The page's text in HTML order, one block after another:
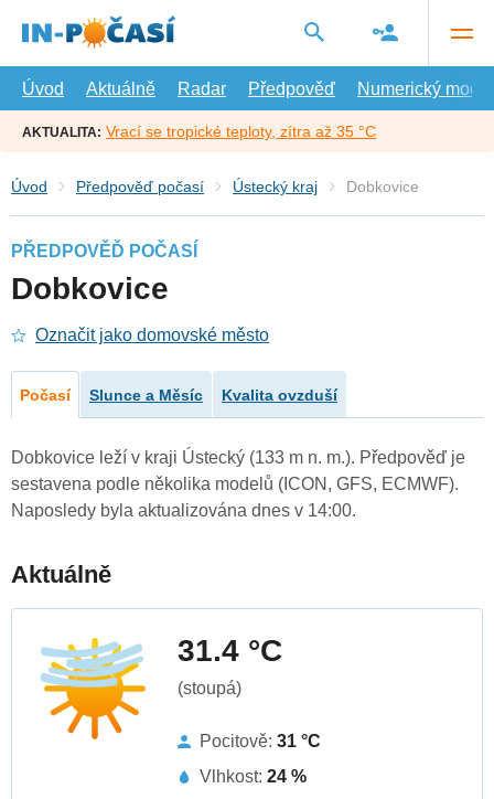
hlavní
Úvod
Aktuálně Radar Předpověď Numerický model
AKTUALITA: Vrací se tropické teploty, zítra až 35 °C
Úvod Předpověď počasí Ústecký kraj Dobkovice
PŘEDPOVĚĎ POČASÍ
Dobkovice
Označit jako domovské město
Počasí Slunce a Měsíc Kvalita ovzduší
Dobkovice leží v kraji Ústecký (133 m n. m.). Předpověď je
sestavena podle několika modelů (ICON, GFS, ECMWF).
Naposledy byla aktualizována dnes v 14:00.
Aktuálně
31.4 °C
(stoupá)
Pocitově: 31 °C
Vlhkost: 24 %